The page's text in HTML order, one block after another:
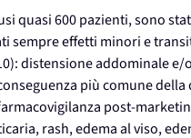
quasi 600 pazienti, sono
sempre effetti minori e
distensione addominale
più comune
post-
rash, edema al viso,